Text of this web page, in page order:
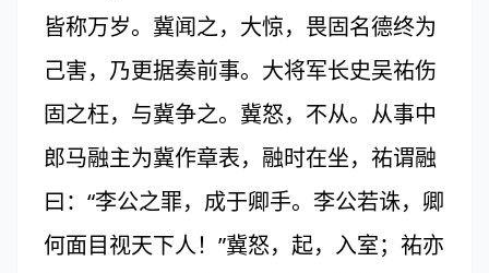
皆称万岁。冀闻之，大惊，畏固名德终为
己害，乃更据奏前事。大将军长史吴祐伤
固之枉，与冀争之。冀怒，不从。从事中
郎马融主为冀作章表，融时在坐，祐谓融
曰：“李公之罪，成于卿手。李公若诛，卿
何面目视天下人！”冀怒，起，入室；祐亦